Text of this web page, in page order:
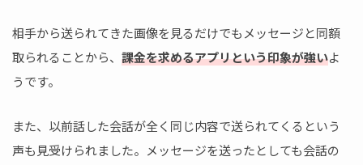
相手から送られてきた画像を見るだけでもメッセージと同額
取られることから、 課金を求めるアプリという印象が強いよ
うです。
また、以前話した会話が全く同じ内容で送られてくるという
声も見受けられました。メッセージを送ったとしても会話の